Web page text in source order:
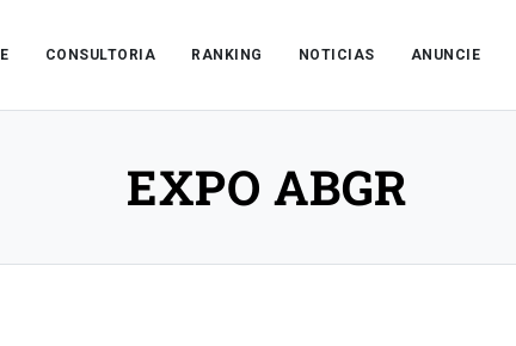
CONSULTORIA RANKING NOTICIAS ANUNCIE
EXPO ABGR